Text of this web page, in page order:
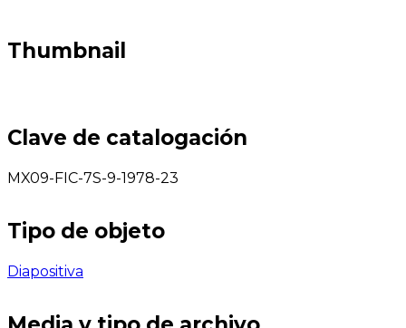
Thumbnail
Clave de catalogación
MX09-FIC-7S-9-1978-23
Tipo de objeto
Diapositiva